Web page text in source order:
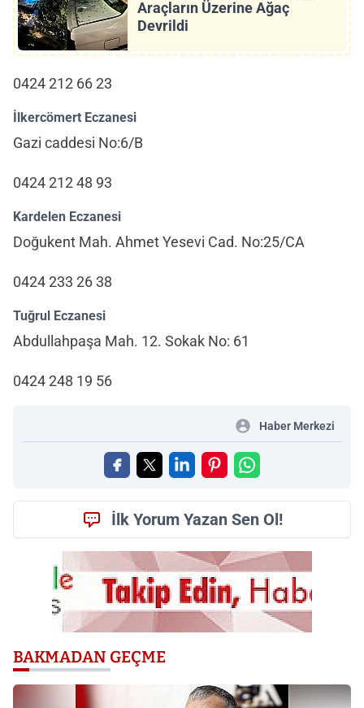
Araçların Üzerine Ağaç
Devrildi
0424 212 66 23
İlkercömert Eczanesi
Gazi caddesi No:6/B
0424 212 48 93
Kardelen Eczanesi
Doğukent Mah. Ahmet Yesevi Cad. No:25/CA
0424 233 26 38
Tuğrul Eczanesi
Abdullahpaşa Mah. 12. Sokak No: 61
0424 248 19 56
Haber Merkezi
İlk Yorum Yazan Sen Ol!
BAKMADAN GEÇME